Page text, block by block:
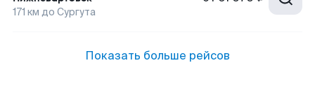
171 км до Сургута
Показать больше рейсов